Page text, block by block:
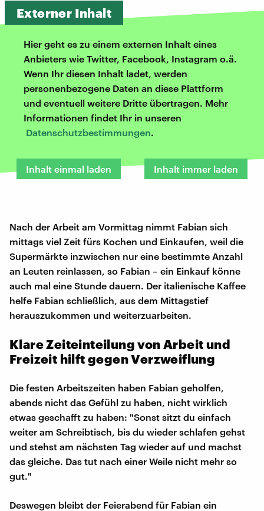
Externer Inhalt
Hier geht es zu einem externen Inhalt eines
Anbieters wie Twitter, Facebook, Instagram o.ä.
Wenn Ihr diesen Inhalt ladet, werden
personenbezogene Daten an diese Plattform
und eventuell weitere Dritte übertragen. Mehr
Informationen findet Ihr in unseren
Datenschutzbestimmungen.
Inhalt einmal laden Inhalt immer laden
Nach der Arbeit am Vormittag nimmt Fabian sich
mittags viel Zeit fürs Kochen und Einkaufen, weil die
Supermärkte inzwischen nur eine bestimmte Anzahl
an Leuten reinlassen, so Fabian – ein Einkauf könne
auch mal eine Stunde dauern. Der italienische Kaffee
helfe Fabian schließlich, aus dem Mittagstief
herauszukommen und weiterzuarbeiten.
Klare Zeiteinteilung von Arbeit und
Freizeit hilft gegen Verzweiflung
Die festen Arbeitszeiten haben Fabian geholfen,
abends nicht das Gefühl zu haben, nicht wirklich
etwas geschafft zu haben: "Sonst sitzt du einfach
weiter am Schreibtisch, bis du wieder schlafen gehst
und stehst am nächsten Tag wieder auf und machst
das gleiche. Das tut nach einer Weile nicht mehr so
gut."
Deswegen bleibt der Feierabend für Fabian ein